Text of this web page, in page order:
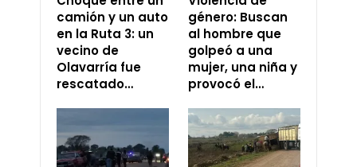
camión y un auto
en la Ruta 3: un
vecino de
Olavarría fue
rescatado…
género: Buscan
al hombre que
golpeó a una
mujer, una niña y
provocó el…